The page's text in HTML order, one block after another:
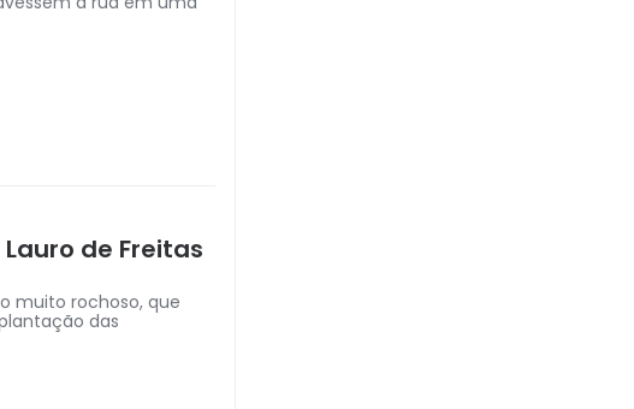
de Freitas
muito rochoso, que
das